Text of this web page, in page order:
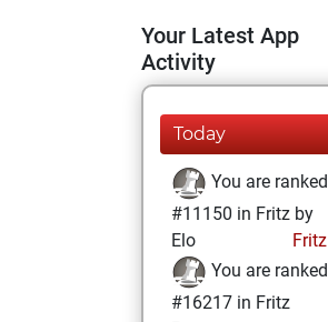
Your Latest App
Activity
Today
You are ranked
#11150 in Fritz by
Elo
Fritz
You are ranked
#16217 in Fritz